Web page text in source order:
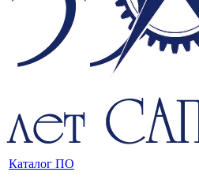
Каталог ПО